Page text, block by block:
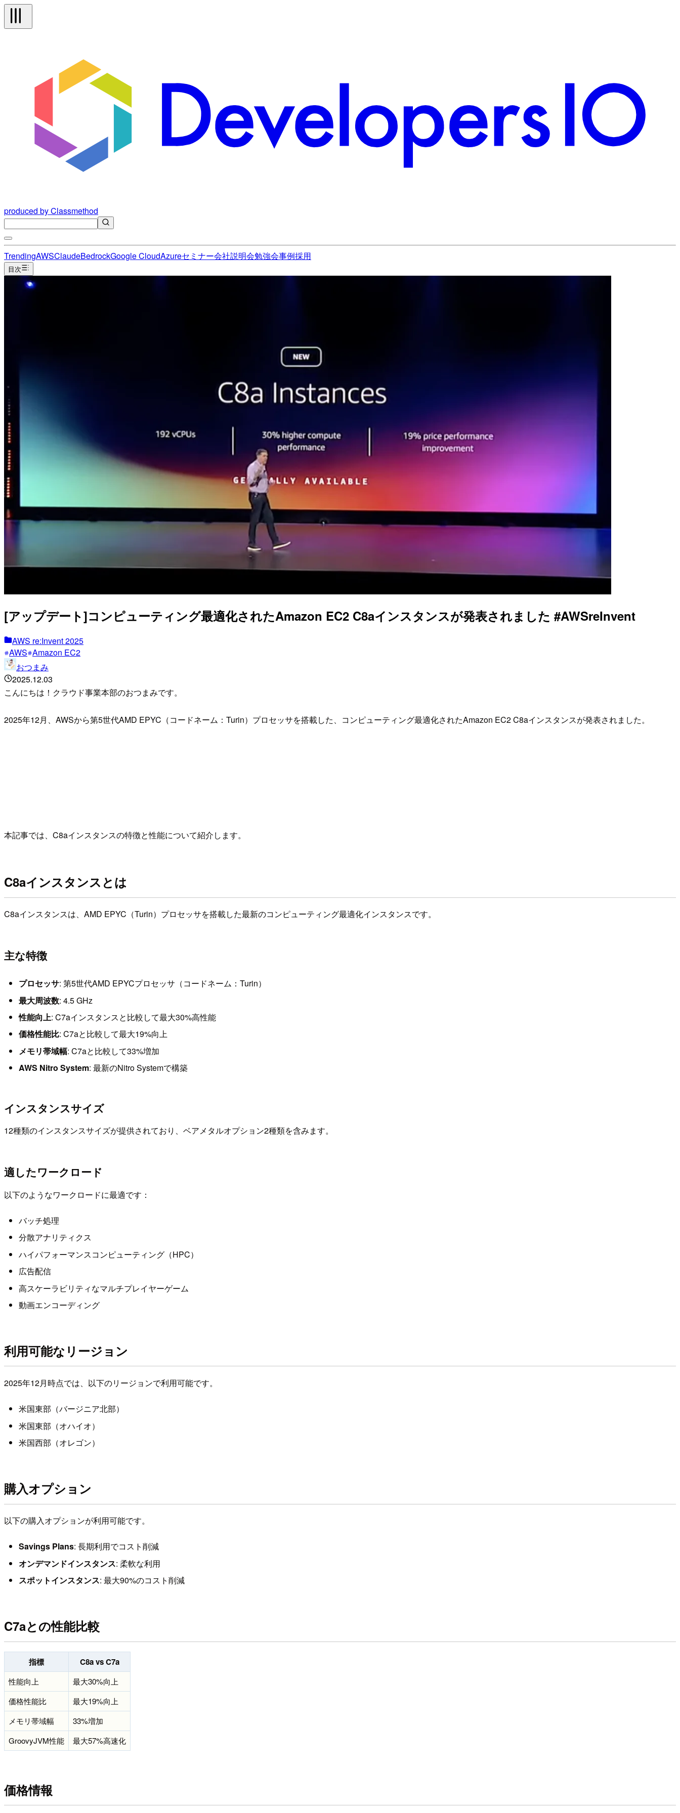
produced by Classmethod
TrendingAWSClaudeBedrockGoogle CloudAzureセミナー会社説明会勉強会事例採用
目次
[アップデート]コンピューティング最適化されたAmazon EC2 C8aインスタンスが発表されました #AWSreInvent
AWS re:Invent 2025
AWS Amazon EC2
おつまみ
2025.12.03
こんにちは！クラウド事業本部のおつまみです。
2025年12月、AWSから第5世代AMD EPYC（コードネーム：Turin）プロセッサを搭載した、コンピューティング最適化されたAmazon EC2 C8aインスタンスが発表されました。
本記事では、C8aインスタンスの特徴と性能について紹介します。
C8aインスタンスとは
C8aインスタンスは、AMD EPYC（Turin）プロセッサを搭載した最新のコンピューティング最適化インスタンスです。
主な特徴
プロセッサ: 第5世代AMD EPYCプロセッサ（コードネーム：Turin）
最大周波数: 4.5 GHz
性能向上: C7aインスタンスと比較して最大30%高性能
価格性能比: C7aと比較して最大19%向上
メモリ帯域幅: C7aと比較して33%増加
AWS Nitro System: 最新のNitro Systemで構築
インスタンスサイズ
12種類のインスタンスサイズが提供されており、ベアメタルオプション2種類を含みます。
適したワークロード
以下のようなワークロードに最適です：
バッチ処理
分散アナリティクス
ハイパフォーマンスコンピューティング（HPC）
広告配信
高スケーラビリティなマルチプレイヤーゲーム
動画エンコーディング
利用可能なリージョン
2025年12月時点では、以下のリージョンで利用可能です。
米国東部（バージニア北部）
米国東部（オハイオ）
米国西部（オレゴン）
購入オプション
以下の購入オプションが利用可能です。
Savings Plans: 長期利用でコスト削減
オンデマンドインスタンス: 柔軟な利用
スポットインスタンス: 最大90%のコスト削減
C7aとの性能比較
指標 C8a vs C7a
性能向上
最大30%向上
価格性能比
最大19%向上
メモリ帯域幅
33%増加
GroovyJVM性能
最大57%高速化
価格情報